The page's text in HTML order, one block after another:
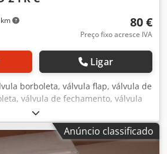
80 €
Preço fixo acresce IVA
Ligar
borboleta, válvula flap, válvula de
válvula de fechamento, válvula
Festo -Tipo: MFH-5/2-D-2-FR C -
3-10 bar Dkjdjct H Tmjpfx Akqsr -
-Preço: por peça -Peso: 0,62
Anúncio classificado